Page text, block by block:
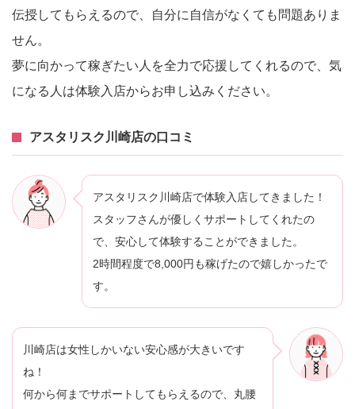
伝授してもらえるので、自分に自信がなくても問題ありま
せん。
夢に向かって稼ぎたい人を全力で応援してくれるので、気
になる人は体験入店からお申し込みください。
アスタリスク川崎店の口コミ
アスタリスク川崎店で体験入店してきました！
スタッフさんが優しくサポートしてくれたの
で、安心して体験することができました。
2時間程度で8,000円も稼げたので嬉しかったで
す。
川崎店は女性しかいない安心感が大きいです
ね！
何から何までサポートしてもらえるので、丸腰